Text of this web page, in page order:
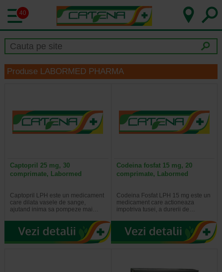
40
Produse LABORMED PHARMA
Captopril 25 mg, 30
comprimate, Labormed
Captopril LPH este un medicament
care dilata vasele de sange,
ajutand inima sa pompeze mai…
Codeina fosfat 15 mg, 20
comprimate, Labormed
Codeina Fosfat LPH 15 mg este un
medicament care actioneaza
impotriva tusei, a durerii de…